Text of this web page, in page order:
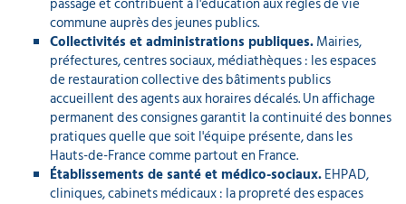
commune auprès des jeunes publics.
Collectivités et administrations publiques.Mairies,
préfectures, centres sociaux, médiathèques : les espaces
de restauration collective des bâtiments publics
accueillent des agents aux horaires décalés. Un affichage
permanent des consignes garantit la continuité des bonnes
pratiques quelle que soit l'équipe présente, dans les
Hauts-de-France comme partout en France.
Établissements de santé et médico-sociaux.EHPAD,
cliniques, cabinets médicaux : la propreté des espaces